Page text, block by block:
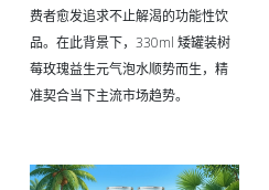
费者愈发追求不止解渴的功能性饮
品。在此背景下，330ml 矮罐装树
莓玫瑰益生元气泡水顺势而生，精
准契合当下主流市场趋势。